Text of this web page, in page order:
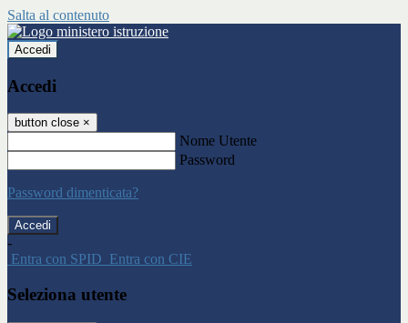
Salta al contenuto
Accedi
Accedi
button close ×
Nome Utente
Password
Password dimenticata?
-
Entra con SPID Entra con CIE
Seleziona utente